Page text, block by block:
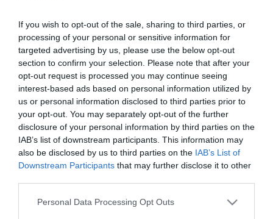
If you wish to opt-out of the sale, sharing to third parties, or
processing of your personal or sensitive information for
targeted advertising by us, please use the below opt-out
section to confirm your selection. Please note that after your
opt-out request is processed you may continue seeing
interest-based ads based on personal information utilized by
us or personal information disclosed to third parties prior to
your opt-out. You may separately opt-out of the further
disclosure of your personal information by third parties on the
IAB’s list of downstream participants. This information may
also be disclosed by us to third parties on the IAB’s List of
Downstream Participants that may further disclose it to other
Please note that this website/app uses one or more Google
Personal Data Processing Opt Outs
Kultúrsokk Bródy Sándort Eger nem
megőrizte. Használatba vette. Egy olykor
botrányos életű író és egy város, amelyik
nem félt tőle. „Egerben születtem.
Születésem éve abszolút bizonytalan, csak
...
TOVÁBB...
Radnóti és az alázat, amit
félreértünk | Kikötő
2026. március 25| Barna Krisztián